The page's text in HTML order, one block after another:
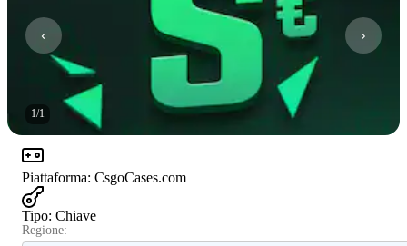
1/1
Piattaforma: CsgoCases.com
Tipo: Chiave
Regione: